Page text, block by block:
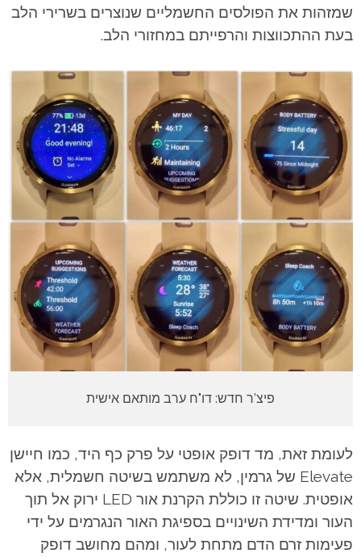
שמזהות את הפולסים החשמליים שנוצרים בשרירי הלב
בעת ההתכווצות והרפייתם במחזורי הלב.
פיצ’ר חדש: דו"ח ערב מותאם אישית
לעומת זאת, מד דופק אופטי על פרק כף היד, כמו חיישן
Elevate של גרמין, לא משתמש בשיטה חשמלית, אלא
אופטית. שיטה זו כוללת הקרנת אור LED ירוק אל תוך
העור ומדידת השינויים בספיגת האור הנגרמים על ידי
פעימות זרם הדם מתחת לעור, ומהם מחושב דופק